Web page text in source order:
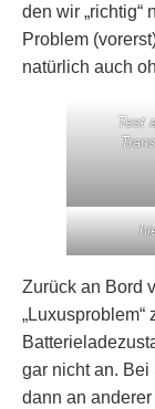
den wir „richtig“
Problem
natürlich auch
Test
Zurück an Bord
gar nicht an.
dann an